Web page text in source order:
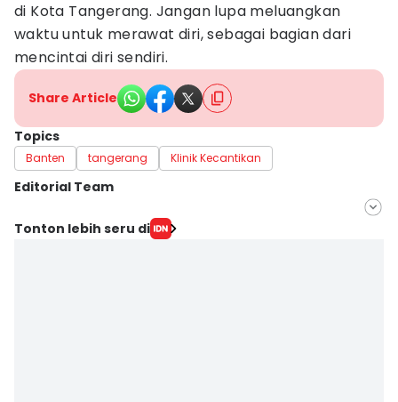
di Kota Tangerang. Jangan lupa meluangkan
waktu untuk merawat diri, sebagai bagian dari
mencintai diri sendiri.
Share Article
Topics
Banten tangerang Klinik Kecantikan
Editorial Team
Editor
Tonton lebih seru di